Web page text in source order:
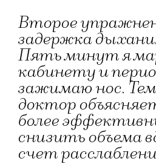
Второе
задержка
Пять минут я
кабинету и
зажимаю нос.
доктор
более
снизить объема
счет